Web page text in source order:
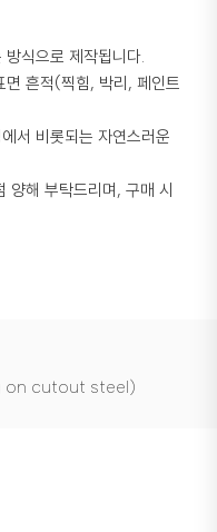
식으로 제작됩니다.
면 흔적(찍힘, 박리, 페인트
서 비롯되는 자연스러운
양해 부탁드리며, 구매 시
on cutout steel)